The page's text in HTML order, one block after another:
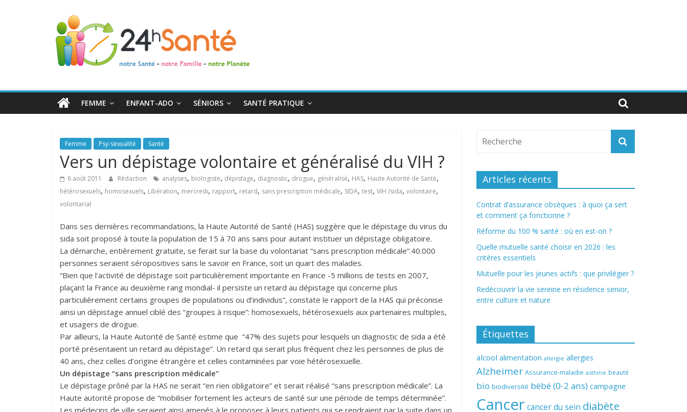
24h
Santé
toute
FEMME ENFANT-ADO SÉNIORS SANTÉ PRATIQUE
Femme Psy-sexualité Santé
Vers un dépistage volontaire et généralisé du VIH ?
6 août 2011 Rédaction analyses, biologiste, dépistage, diagnostic, drogue, généralisé, HAS, Haute Autorité de Santé,
hétérosexuels, homosexuels, Libération, mercredi, rapport, retard, sans prescription médicale, SIDA, test, VIH /sida, volontaire,
volontariat
Dans ses dernières recommandations, la Haute Autorité de Santé (HAS) suggère que le dépistage du virus du
sida soit proposé à toute la population de 15 à 70 ans sans pour autant instituer un dépistage obligatoire.
La démarche, entièrement gratuite, se ferait sur la base du volontariat “sans prescription médicale”.40.000
personnes seraient séropositives sans le savoir en France, soit un quart des malades.
“Bien que l’activité de dépistage soit particulièrement importante en France -5 millions de tests en 2007,
plaçant la France au deuxième rang mondial- il persiste un retard au dépistage qui concerne plus
particulièrement certains groupes de populations ou d’individus”, constate le rapport de la HAS qui préconise
ainsi un dépistage annuel ciblé des “groupes à risque”: homosexuels, hétérosexuels aux partenaires multiples,
et usagers de drogue.
Par ailleurs, la Haute Autorité de Santé estime que “47% des sujets pour lesquels un diagnostic de sida a été
porté présentaient un retard au dépistage”. Un retard qui serait plus fréquent chez les personnes de plus de
40 ans, chez celles d’origine étrangère et celles contaminées par voie hétérosexuelle.
Un dépistage “sans prescription médicale”
Le dépistage prôné par la HAS ne serait “en rien obligatoire” et serait réalisé “sans prescription médicale”. La
Haute autorité propose de “mobiliser fortement les acteurs de santé sur une période de temps déterminée”.
Les médecins de ville seraient ainsi amenés à le proposer à leurs patients qui se rendraient par la suite dans un
Articles récents
Contrat d’assurance obsèques : à quoi ça sert
et comment ça fonctionne ?
Réforme du 100 % santé : où en est-on ?
Quelle mutuelle santé choisir en 2026 : les
critères essentiels
Mutuelle pour les jeunes actifs : que privilégier ?
Redécouvrir la vie sereine en résidence senior,
entre culture et nature
Étiquettes
alcool alimentation allergie allergies
Alzheimer Assurance-maladie asthme beauté
bio biodiversité bébé (0-2 ans) campagne
Cancer cancer du sein diabète